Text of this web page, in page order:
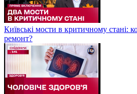
Київські мости в критичному стані:
ремонт?